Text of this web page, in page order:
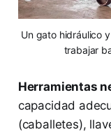
Un gato hidráulico
trabajar
Herramientas
capacidad
(caballetes),